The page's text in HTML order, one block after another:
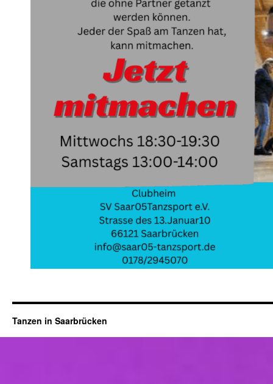
Tanzen in Saarbrücken